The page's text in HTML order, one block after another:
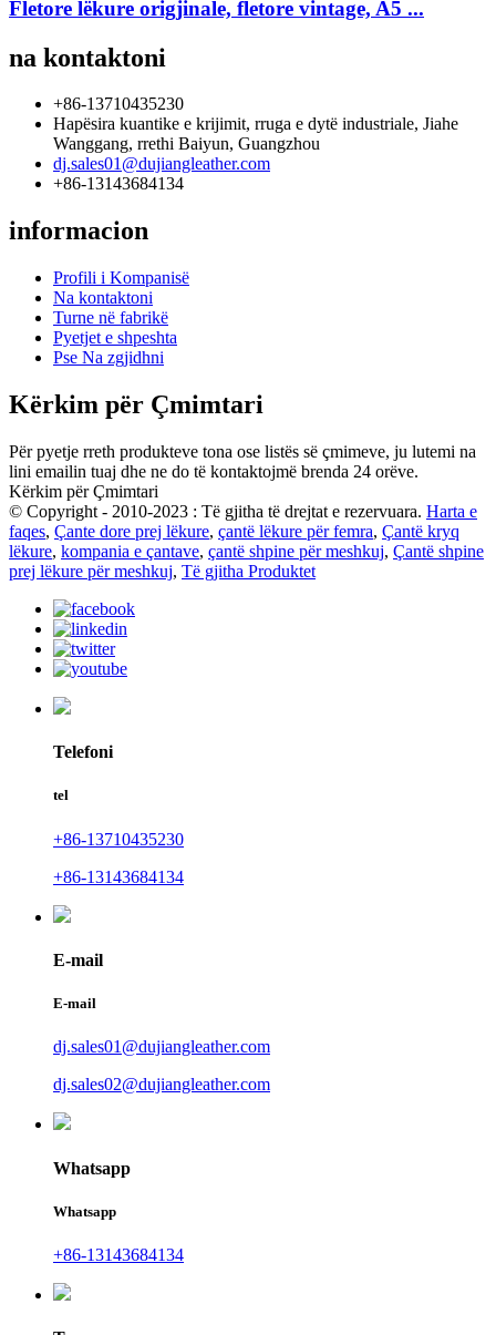
Fletore lëkure origjinale, fletore vintage, A5 ...
na kontaktoni
+86-13710435230
Hapësira kuantike e krijimit, rruga e dytë industriale, Jiahe
Wanggang, rrethi Baiyun, Guangzhou
dj.sales01@dujiangleather.com
+86-13143684134
informacion
Profili i Kompanisë
Na kontaktoni
Turne në fabrikë
Pyetjet e shpeshta
Pse Na zgjidhni
Kërkim për Çmimtari
Për pyetje rreth produkteve tona ose listës së çmimeve, ju lutemi na
lini emailin tuaj dhe ne do të kontaktojmë brenda 24 orëve.
Kërkim për Çmimtari
© Copyright - 2010-2023 : Të gjitha të drejtat e rezervuara. Harta e
faqes, Çante dore prej lëkure, çantë lëkure për femra, Çantë kryq
lëkure, kompania e çantave, çantë shpine për meshkuj, Çantë shpine
prej lëkure për meshkuj, Të gjitha Produktet
Telefoni
tel
+86-13710435230
+86-13143684134
E-mail
E-mail
dj.sales01@dujiangleather.com
dj.sales02@dujiangleather.com
Whatsapp
Whatsapp
+86-13143684134